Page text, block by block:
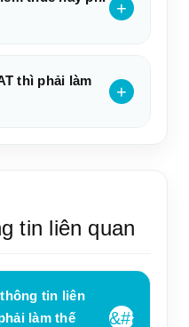
thì phải làm
tin liên quan
tin liên
làm thế